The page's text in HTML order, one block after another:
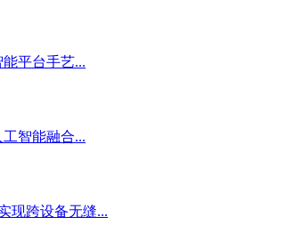
平台手艺...
智能融合...
现跨设备无缝...